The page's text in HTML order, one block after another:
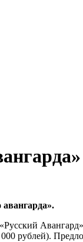
рублей).